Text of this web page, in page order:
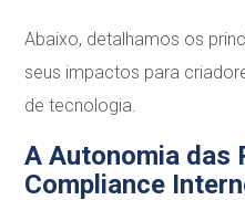
Abaixo, detalhamos os
seus impactos para
de tecnologia.
A Autonomia das
Compliance